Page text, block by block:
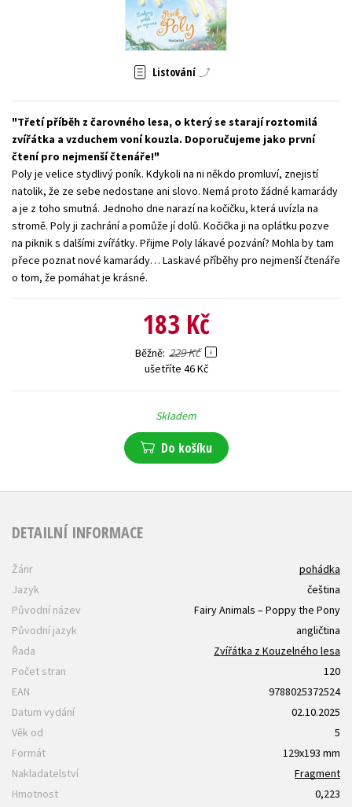
Zahraniční literatura
Listování
Třetí příběh z čarovného lesa, o který se starají roztomilá
zvířátka a vzduchem voní kouzla. Doporučujeme jako první
čtení pro nejmenší čtenáře!
Poly je velice stydlivý poník. Kdykoli na ni někdo promluví, znejistí
natolik, že ze sebe nedostane ani slovo. Nemá proto žádné kamarády
a je z toho smutná. Jednoho dne narazí na kočičku, která uvízla na
stromě. Poly ji zachrání a pomůže jí dolů. Kočička ji na oplátku pozve
na piknik s dalšími zvířátky. Přijme Poly lákavé pozvání? Mohla by tam
přece poznat nové kamarády… Laskavé příběhy pro nejmenší čtenáře
o tom, že pomáhat je krásné.
183 Kč
Běžně 229 Kč
ušetříte 46 Kč
Skladem
Do košíku
DETAILNÍ INFORMACE
Žánr
pohádka
Jazyk
čeština
Původní název
Fairy Animals – Poppy the Pony
Původní jazyk
angličtina
Řada
Zvířátka z Kouzelného lesa
Počet stran
120
EAN
9788025372524
Datum vydání
02.10.2025
Věk od
5
Formát
129x193 mm
Nakladatelství
Fragment
Hmotnost
0,223